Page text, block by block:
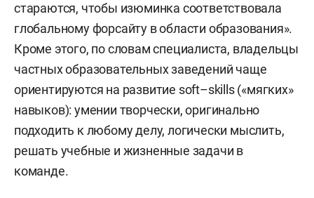
стараются, чтобы изюминка соответствовала
глобальному форсайту в области образования».
Кроме этого, по словам специалиста, владельцы
частных образовательных заведений чаще
ориентируются на развитие soft–skills («мягких»
навыков): умении творчески, оригинально
подходить к любому делу, логически мыслить,
решать учебные и жизненные задачи в
команде.